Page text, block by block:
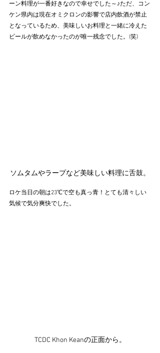
ーン料理が一番好きなので幸せでした～♪ただ、コン
ケン県内は現在オミクロンの影響で店内飲酒が禁止
となっているため、美味しいお料理と一緒に冷えた
ビールが飲めなかったのが唯一残念でした。(笑)
ソムタムやラープなど美味しい料理に舌鼓。
ロケ当日の朝は23℃で空も真っ青！とても清々しい
気候で気分爽快でした。
TCDC Khon Keanの正面から。